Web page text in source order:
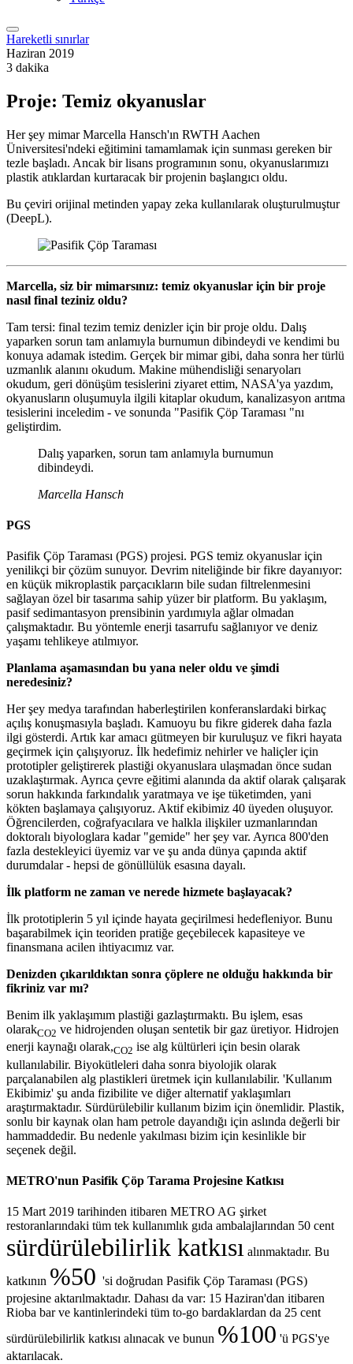
Hareketli sınırlar
Haziran 2019
3 dakika
Proje: Temiz okyanuslar
Her şey mimar Marcella Hansch'ın RWTH Aachen
Üniversitesi'ndeki eğitimini tamamlamak için sunması gereken bir
tezle başladı. Ancak bir lisans programının sonu, okyanuslarımızı
plastik atıklardan kurtaracak bir projenin başlangıcı oldu.
Bu çeviri orijinal metinden yapay zeka kullanılarak oluşturulmuştur
(DeepL).
Marcella, siz bir mimarsınız: temiz okyanuslar için bir proje
nasıl final teziniz oldu?
Tam tersi: final tezim temiz denizler için bir proje oldu. Dalış
yaparken sorun tam anlamıyla burnumun dibindeydi ve kendimi bu
konuya adamak istedim. Gerçek bir mimar gibi, daha sonra her türlü
uzmanlık alanını okudum. Makine mühendisliği senaryoları
okudum, geri dönüşüm tesislerini ziyaret ettim, NASA'ya yazdım,
okyanusların oluşumuyla ilgili kitaplar okudum, kanalizasyon arıtma
tesislerini inceledim - ve sonunda "Pasifik Çöp Taraması "nı
geliştirdim.
Dalış yaparken, sorun tam anlamıyla burnumun
dibindeydi.
Marcella Hansch
PGS
Pasifik Çöp Taraması (PGS) projesi. PGS temiz okyanuslar için
yenilikçi bir çözüm sunuyor. Devrim niteliğinde bir fikre dayanıyor:
en küçük mikroplastik parçacıkların bile sudan filtrelenmesini
sağlayan özel bir tasarıma sahip yüzer bir platform. Bu yaklaşım,
pasif sedimantasyon prensibinin yardımıyla ağlar olmadan
çalışmaktadır. Bu yöntemle enerji tasarrufu sağlanıyor ve deniz
yaşamı tehlikeye atılmıyor.
Planlama aşamasından bu yana neler oldu ve şimdi
neredesiniz?
Her şey medya tarafından haberleştirilen konferanslardaki birkaç
açılış konuşmasıyla başladı. Kamuoyu bu fikre giderek daha fazla
ilgi gösterdi. Artık kar amacı gütmeyen bir kuruluşuz ve fikri hayata
geçirmek için çalışıyoruz. İlk hedefimiz nehirler ve haliçler için
prototipler geliştirerek plastiği okyanuslara ulaşmadan önce sudan
uzaklaştırmak. Ayrıca çevre eğitimi alanında da aktif olarak çalışarak
sorun hakkında farkındalık yaratmaya ve işe tüketimden, yani
kökten başlamaya çalışıyoruz. Aktif ekibimiz 40 üyeden oluşuyor.
Öğrencilerden, coğrafyacılara ve halkla ilişkiler uzmanlarından
doktoralı biyologlara kadar "gemide" her şey var. Ayrıca 800'den
fazla destekleyici üyemiz var ve şu anda dünya çapında aktif
durumdalar - hepsi de gönüllülük esasına dayalı.
İlk platform ne zaman ve nerede hizmete başlayacak?
İlk prototiplerin 5 yıl içinde hayata geçirilmesi hedefleniyor. Bunu
başarabilmek için teoriden pratiğe geçebilecek kapasiteye ve
finansmana acilen ihtiyacımız var.
Denizden çıkarıldıktan sonra çöplere ne olduğu hakkında bir
fikriniz var mı?
Benim ilk yaklaşımım plastiği gazlaştırmaktı. Bu işlem, esas
olarakCO2 ve hidrojenden oluşan sentetik bir gaz üretiyor. Hidrojen
enerji kaynağı olarak,CO2 ise alg kültürleri için besin olarak
kullanılabilir. Biyokütleleri daha sonra biyolojik olarak
parçalanabilen alg plastikleri üretmek için kullanılabilir. 'Kullanım
Ekibimiz' şu anda fizibilite ve diğer alternatif yaklaşımları
araştırmaktadır. Sürdürülebilir kullanım bizim için önemlidir. Plastik,
sonlu bir kaynak olan ham petrole dayandığı için aslında değerli bir
hammaddedir. Bu nedenle yakılması bizim için kesinlikle bir
seçenek değil.
METRO'nun Pasifik Çöp Tarama Projesine Katkısı
15 Mart 2019 tarihinden itibaren METRO AG şirket
restoranlarındaki tüm tek kullanımlık gıda ambalajlarından 50 cent
sürdürülebilirlik katkısı alınmaktadır. Bu
katkının %50 'si doğrudan Pasifik Çöp Taraması (PGS)
projesine aktarılmaktadır. Dahası da var: 15 Haziran'dan itibaren
Rioba bar ve kantinlerindeki tüm to-go bardaklardan da 25 cent
sürdürülebilirlik katkısı alınacak ve bunun %100 'ü PGS'ye
aktarılacak.